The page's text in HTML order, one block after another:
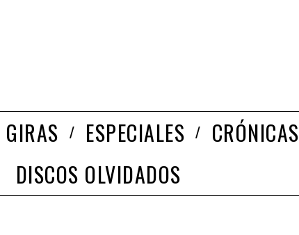
GIRAS ESPECIALES CRÓNICAS
DISCOS OLVIDADOS